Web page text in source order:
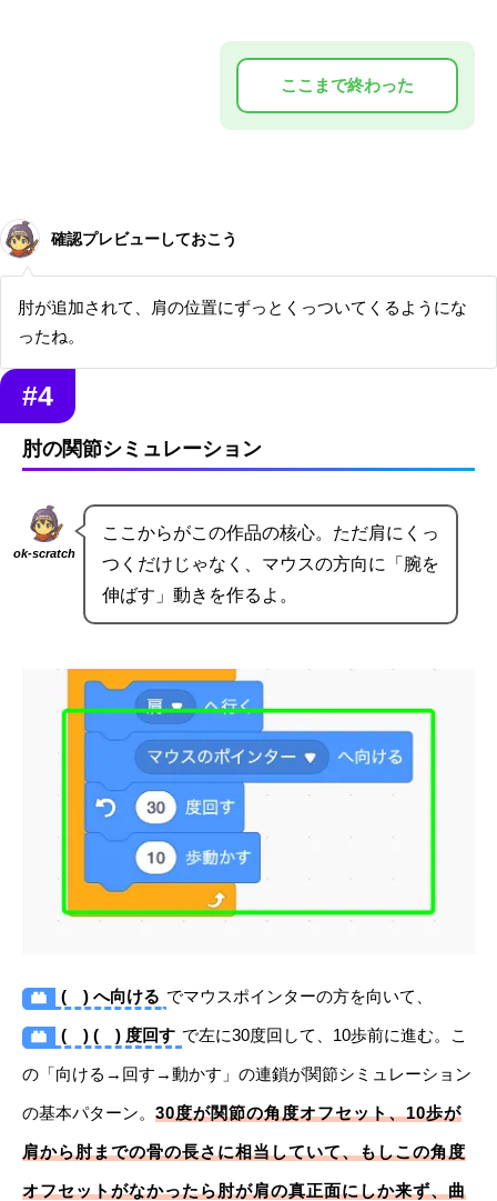
確認プレビューしておこう
肘が追加されて、肩の位置にずっとくっついてくるようにな
ったね。
#4
肘の関節シミュレーション
ok-scratch
ここからがこの作品の核心。ただ肩にくっ
つくだけじゃなく、マウスの方向に「腕を
伸ばす」動きを作るよ。
( ) へ向ける でマウスポインターの方を向いて、
( ) ( ) 度回す で左に30度回して、10歩前に進む。こ
の「向ける→回す→動かす」の連鎖が関節シミュレーション
の基本パターン。 30度が関節の角度オフセット、10歩が
肩から肘までの骨の長さに相当していて、もしこの角度
オフセットがなかったら肘が肩の真正面にしか来ず、曲